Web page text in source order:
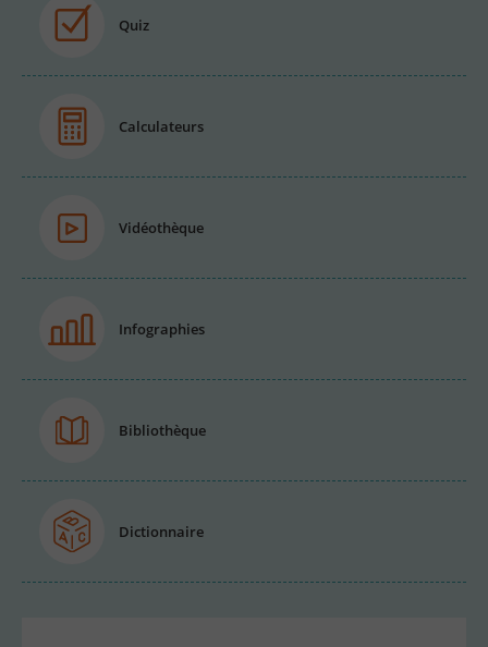
Quiz
Calculateurs
Vidéothèque
Infographies
Bibliothèque
Dictionnaire